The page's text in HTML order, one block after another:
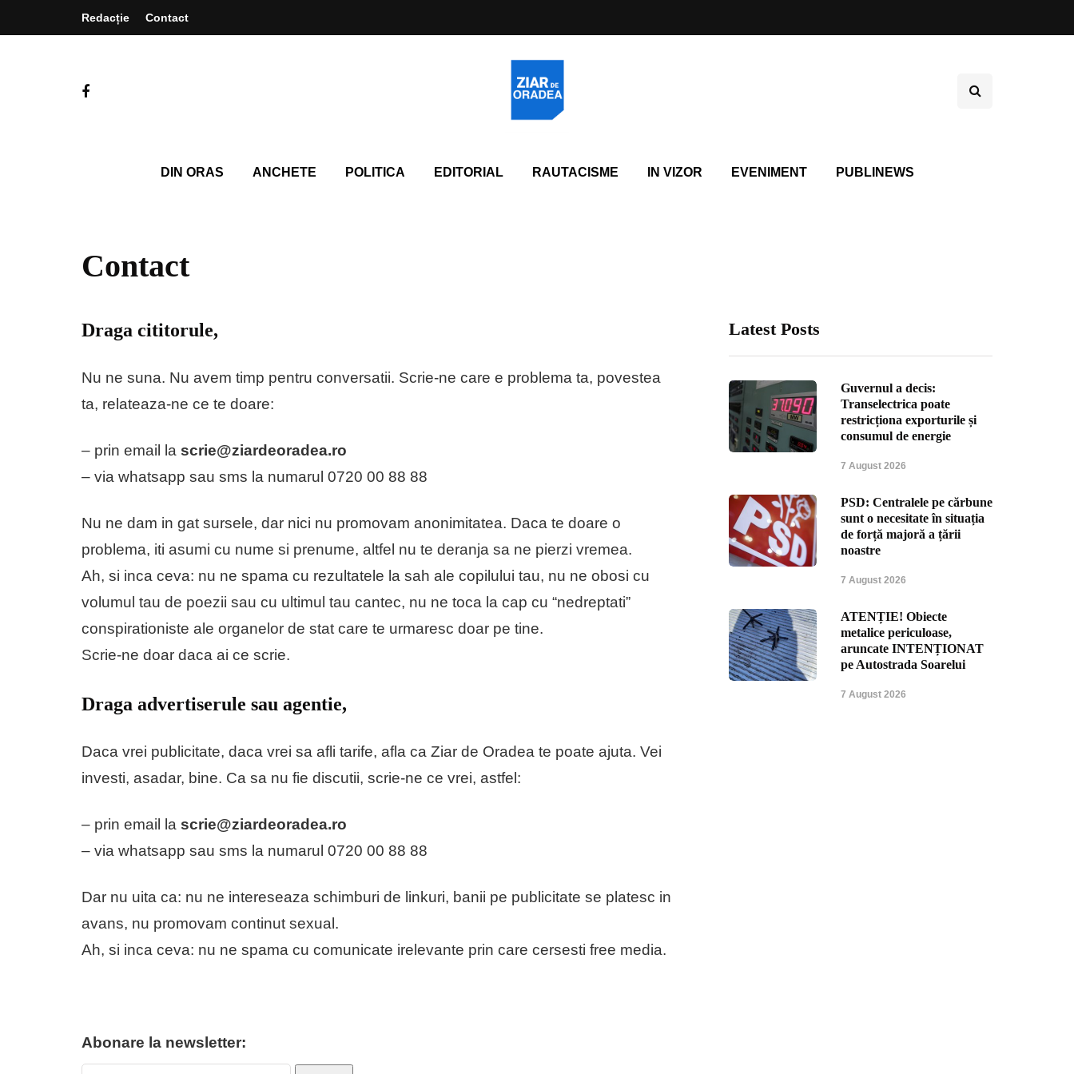
Redacție Contact
DIN ORAS ANCHETE POLITICA EDITORIAL RAUTACISME IN VIZOR EVENIMENT PUBLINEWS
Contact
Draga cititorule,
Nu ne suna. Nu avem timp pentru conversatii. Scrie-ne care e problema ta, povestea
ta, relateaza-ne ce te doare:
– prin email la scrie@ziardeoradea.ro
– via whatsapp sau sms la numarul 0720 00 88 88
Nu ne dam in gat sursele, dar nici nu promovam anonimitatea. Daca te doare o
problema, iti asumi cu nume si prenume, altfel nu te deranja sa ne pierzi vremea.
Ah, si inca ceva: nu ne spama cu rezultatele la sah ale copilului tau, nu ne obosi cu
volumul tau de poezii sau cu ultimul tau cantec, nu ne toca la cap cu “nedreptati”
conspirationiste ale organelor de stat care te urmaresc doar pe tine.
Scrie-ne doar daca ai ce scrie.
Draga advertiserule sau agentie,
Daca vrei publicitate, daca vrei sa afli tarife, afla ca Ziar de Oradea te poate ajuta. Vei
investi, asadar, bine. Ca sa nu fie discutii, scrie-ne ce vrei, astfel:
– prin email la scrie@ziardeoradea.ro
– via whatsapp sau sms la numarul 0720 00 88 88
Dar nu uita ca: nu ne intereseaza schimburi de linkuri, banii pe publicitate se platesc in
avans, nu promovam continut sexual.
Ah, si inca ceva: nu ne spama cu comunicate irelevante prin care cersesti free media.
Abonare la newsletter:
Latest Posts
Guvernul a decis:
Transelectrica poate
restricționa exporturile și
consumul de energie
7 August 2026
PSD: Centralele pe cărbune
sunt o necesitate în situația
de forță majoră a țării
noastre
7 August 2026
ATENȚIE! Obiecte
metalice periculoase,
aruncate INTENȚIONAT
pe Autostrada Soarelui
7 August 2026